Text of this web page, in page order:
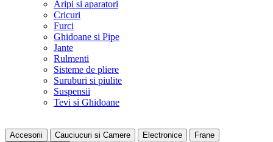
Aripi si aparatori
Cricuri
Furci
Ghidoane si Pipe
Jante
Rulmenti
Sisteme de pliere
Suruburi si piulite
Suspensii
Tevi si Ghidoane
Accesorii Cauciucuri si Camere Electronice
Frane